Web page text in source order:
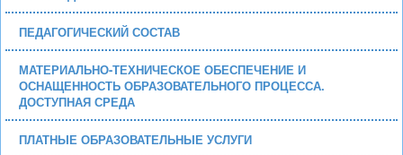
ПЕДАГОГИЧЕСКИЙ СОСТАВ
МАТЕРИАЛЬНО-ТЕХНИЧЕСКОЕ ОБЕСПЕЧЕНИЕ И
ОСНАЩЕННОСТЬ ОБРАЗОВАТЕЛЬНОГО ПРОЦЕССА.
ДОСТУПНАЯ СРЕДА
ПЛАТНЫЕ ОБРАЗОВАТЕЛЬНЫЕ УСЛУГИ